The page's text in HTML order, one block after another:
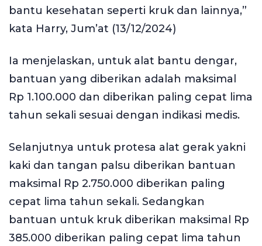
bantu kesehatan seperti kruk dan lainnya,”
kata Harry, Jum’at (13/12/2024)
Ia menjelaskan, untuk alat bantu dengar,
bantuan yang diberikan adalah maksimal
Rp 1.100.000 dan diberikan paling cepat lima
tahun sekali sesuai dengan indikasi medis.
Selanjutnya untuk protesa alat gerak yakni
kaki dan tangan palsu diberikan bantuan
maksimal Rp 2.750.000 diberikan paling
cepat lima tahun sekali. Sedangkan
bantuan untuk kruk diberikan maksimal Rp
385.000 diberikan paling cepat lima tahun